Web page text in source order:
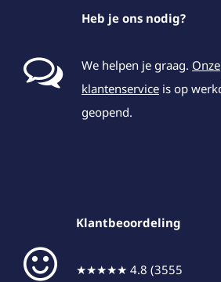
Heb je ons nodig?
We helpen je graag. Onze
klantenservice is op
geopend.
Klantbeoordeling
★★★★★ 4.8 (3555